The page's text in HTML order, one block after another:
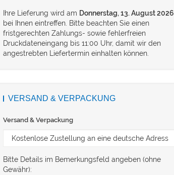
Ihre Lieferung wird am Donnerstag, 13. August 2026
bei Ihnen eintreffen. Bitte beachten Sie einen
fristgerechten Zahlungs- sowie fehlerfreien
Druckdateneingang bis 11:00 Uhr, damit wir den
angestrebten Liefertermin einhalten können.
VERSAND & VERPACKUNG
Versand & Verpackung
Bitte Details im Bemerkungsfeld angeben (ohne
Gewähr):